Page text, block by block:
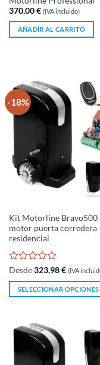
con5de 5
370,00€ (IVA incluido)
AÑADIR AL CARRITO
-18%
Kit Motorline Bravo500
motor puerta corredera
residencial
Valorado
con
de
Desde 323,98€ (IVA
SELECCIONAR OPCIONES
tiene
múltiples
variantes.